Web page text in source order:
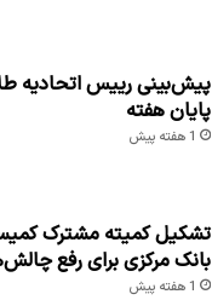
پیش‌بینی رییس اتحادیه
پایان هفته
1 هفته پیش
تشکیل کمیته مشترک
بانک مرکزی برای رفع
1 هفته پیش